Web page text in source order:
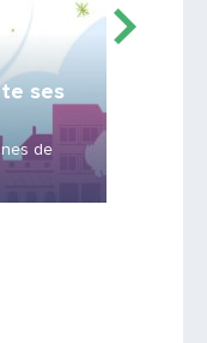
ses
de